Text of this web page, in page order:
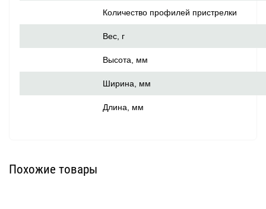
Количество профилей пристрелки
Вес, г
Высота, мм
Ширина, мм
Длина, мм
Похожие товары